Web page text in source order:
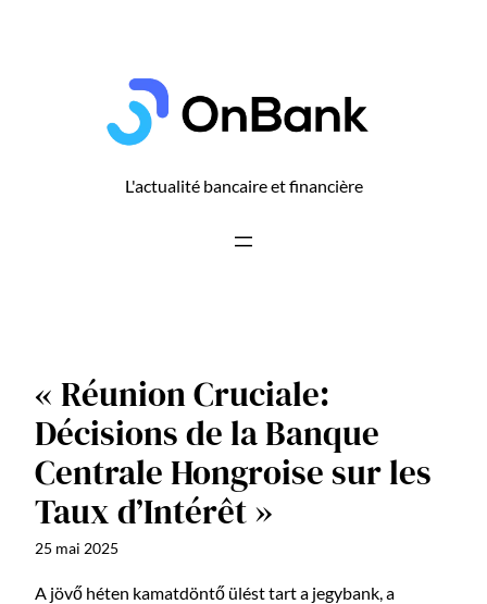
L'actualité bancaire et financière
« Réunion Cruciale:
Décisions de la Banque
Centrale Hongroise sur les
Taux d’Intérêt »
25 mai 2025
A jövő héten kamatdöntő ülést tart a jegybank, a